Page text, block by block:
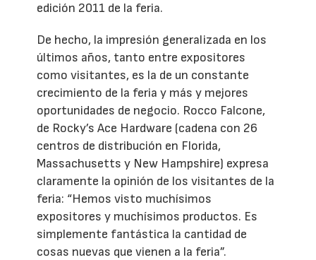
edición 2011 de la feria.
De hecho, la impresión generalizada en los
últimos años, tanto entre expositores
como visitantes, es la de un constante
crecimiento de la feria y más y mejores
oportunidades de negocio. Rocco Falcone,
de Rocky’s Ace Hardware (cadena con 26
centros de distribución en Florida,
Massachusetts y New Hampshire) expresa
claramente la opinión de los visitantes de la
feria: “Hemos visto muchísimos
expositores y muchísimos productos. Es
simplemente fantástica la cantidad de
cosas nuevas que vienen a la feria”.